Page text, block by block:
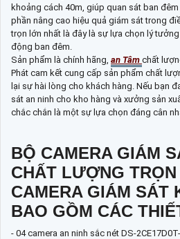
khoảng cách 40m, giúp quan sát ban
phần nâng cao hiệu quả giám sát trong
trọn lớn nhất là đây là sự lựa chọn lý
động ban đêm.
Sản phẩm là chính hãng, an Tâm chất
Phát cam kết cung cấp sản phẩm chất
lại sự hài lòng cho khách hàng. Nếu bạn
sát an ninh cho kho hàng và xưởng sản
chắc chắn là một sự lựa chọn đáng cân
BỘ CAMERA GIÁM
CHẤT LƯỢNG
CAMERA GIÁM SÁT
BAO GỒM CÁC
- 04 camera an ninh sắc nét DS-